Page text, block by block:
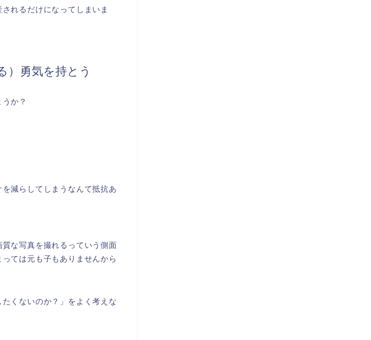
れるだけになってしまいま
）勇気を持とう
か？
減らしてしまうなんて抵抗あ
な写真を撮れるっていう側面
ては元も子もありませんから
くないのか？」をよく考えな